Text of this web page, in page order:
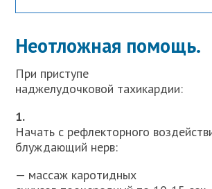
Неотложная помощь.
При приступе
наджелудочковой тахикардии:
1.
Начать с рефлекторного
блуждающий нерв:
— массаж каротидных